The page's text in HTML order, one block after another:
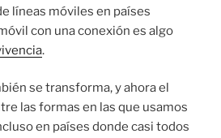
líneas móviles en países
con una conexión es algo
.
se transforma, y ahora el
las formas en las que usamos
en países donde casi todos